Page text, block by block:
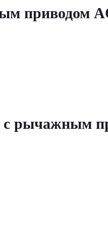
приводом
с рычажным